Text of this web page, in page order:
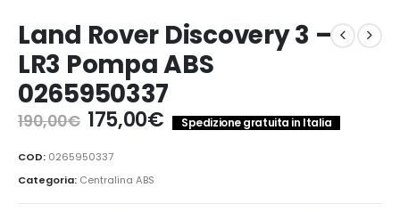
Land Rover Discovery 3 –
LR3 Pompa ABS
0265950337
190,00€ Il
prezzo
originale
era:
190,00€.
175,00€Il
prezzo
175,00€.
Spedizione gratuita in Italia
COD: 0265950337
Categoria: Centralina ABS